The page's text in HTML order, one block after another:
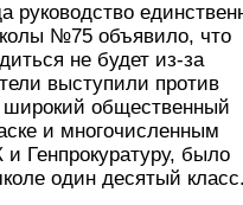
руководство
№75 объявило, что
не будет из-за
выступили против
широкий общественный
и многочисленным
Генпрокуратуру, было
один десятый